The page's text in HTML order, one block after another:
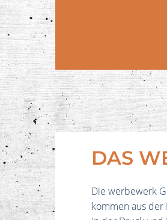
DAS
Die werbewerk
kommen aus der